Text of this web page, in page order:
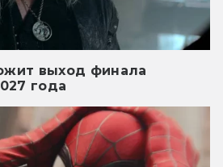
выход финала
года